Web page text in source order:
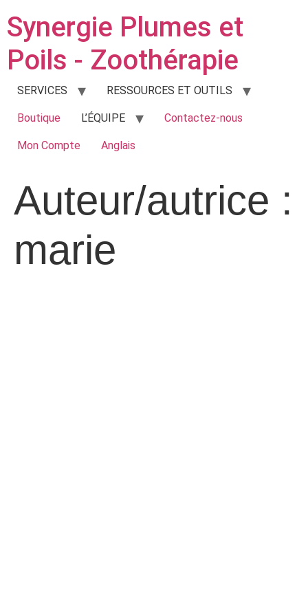
Synergie Plumes et
Poils - Zoothérapie
SERVICES RESSOURCES ET OUTILS
Boutique L’ÉQUIPE Contactez-nous
Mon Compte Anglais
Auteur/autrice :
marie